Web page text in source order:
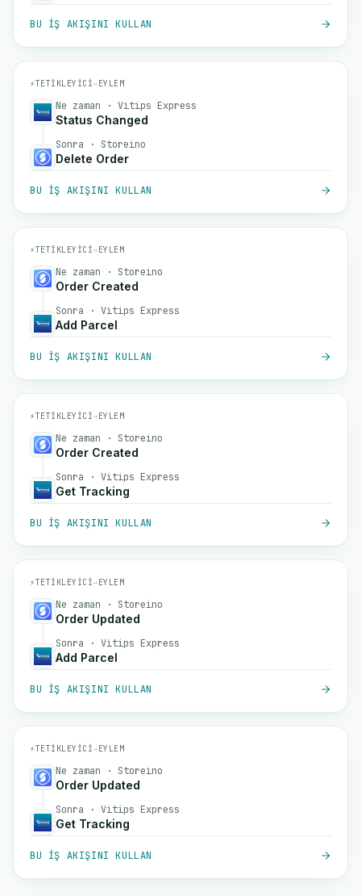
BU IŞ AKIŞINI KULLAN
⚡TETIKLEYICI→EYLEM
Ne zaman · Vitips Express
Status Changed
Sonra · Storeino
Delete Order
BU IŞ AKIŞINI KULLAN
⚡TETIKLEYICI→EYLEM
Ne zaman · Storeino
Order Created
Sonra · Vitips Express
Add Parcel
BU IŞ AKIŞINI KULLAN
⚡TETIKLEYICI→EYLEM
Ne zaman · Storeino
Order Created
Sonra · Vitips Express
Get Tracking
BU IŞ AKIŞINI KULLAN
⚡TETIKLEYICI→EYLEM
Ne zaman · Storeino
Order Updated
Sonra · Vitips Express
Add Parcel
BU IŞ AKIŞINI KULLAN
⚡TETIKLEYICI→EYLEM
Ne zaman · Storeino
Order Updated
Sonra · Vitips Express
Get Tracking
BU IŞ AKIŞINI KULLAN